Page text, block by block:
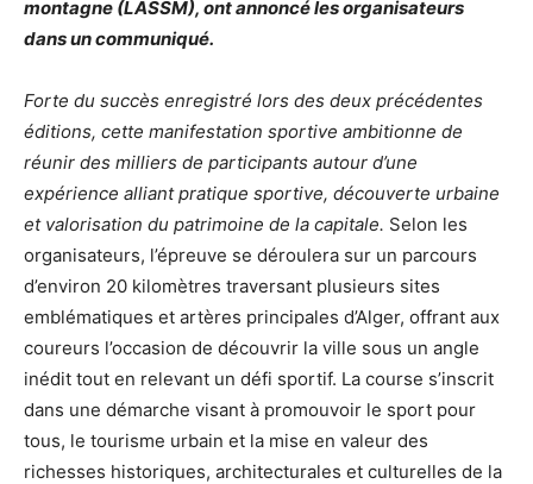
montagne (LASSM), ont annoncé les organisateurs
dans un communiqué.
Forte du succès enregistré lors des deux précédentes
éditions, cette manifestation sportive ambitionne de
réunir des milliers de participants autour d’une
expérience alliant pratique sportive, découverte urbaine
et valorisation du patrimoine de la capitale. Selon les
organisateurs, l’épreuve se déroulera sur un parcours
d’environ 20 kilomètres traversant plusieurs sites
emblématiques et artères principales d’Alger, offrant aux
coureurs l’occasion de découvrir la ville sous un angle
inédit tout en relevant un défi sportif. La course s’inscrit
dans une démarche visant à promouvoir le sport pour
tous, le tourisme urbain et la mise en valeur des
richesses historiques, architecturales et culturelles de la